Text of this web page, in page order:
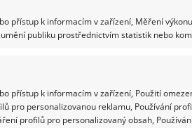
přístup k informacím v zařízení, Měření
publiku prostřednictvím statistik nebo
přístup k informacím v zařízení, Použití
pro personalizovanou reklamu, Používání
profilů pro personalizovaný obsah,
zrcadel
objevit skvrny, proto kontrolujte
a skel zase můžete
Existují indikační pásky,
Jsou ekonomické a